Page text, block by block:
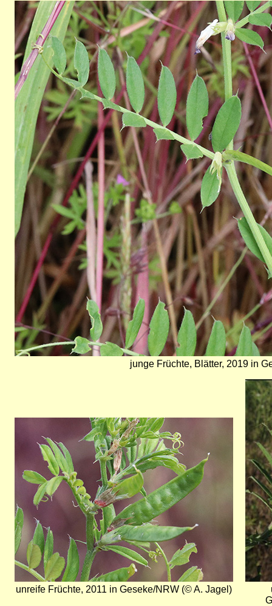
Bild
junge Früchte, Blätter, 2019 in
unreife Früchte, 2011 in Geseke/NRW (© A. Jagel)
Bild